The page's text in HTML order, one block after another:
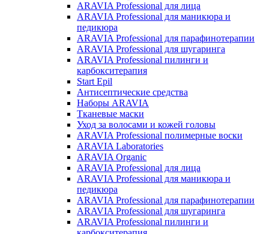
ARAVIA Professional для лица
ARAVIA Professional для маникюра и
педикюра
ARAVIA Professional для парафинотерапии
ARAVIA Professional для шугаринга
ARAVIA Professional пилинги и
карбокситерапия
Start Epil
Антисептические средства
Наборы ARAVIA
Тканевые маски
Уход за волосами и кожей головы
ARAVIA Professional полимерные воски
ARAVIA Laboratories
ARAVIA Organic
ARAVIA Professional для лица
ARAVIA Professional для маникюра и
педикюра
ARAVIA Professional для парафинотерапии
ARAVIA Professional для шугаринга
ARAVIA Professional пилинги и